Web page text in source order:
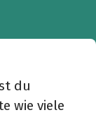
du
wie viele